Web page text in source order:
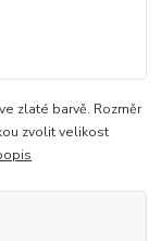
zlaté barvě. Rozměr
zvolit velikost